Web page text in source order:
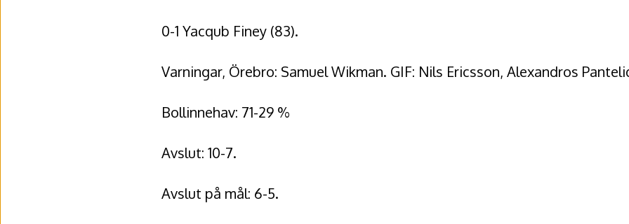
0-1 Yacqub Finey (83).
Varningar, Örebro: Samuel Wikman. GIF: Nils Ericsson, Alexandros
Bollinnehav: 71-29 %
Avslut: 10-7.
Avslut på mål: 6-5.